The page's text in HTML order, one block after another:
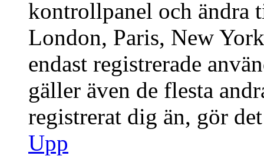
kontrollpanel och ändra
London, Paris, New
endast registrerade
gäller även de flesta
registrerat dig än, gör
Upp